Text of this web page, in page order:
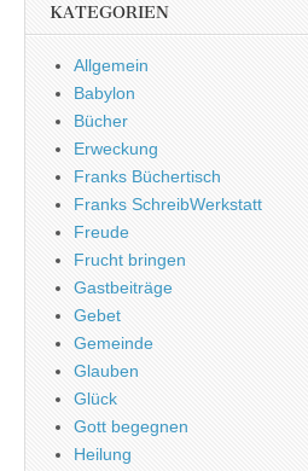
KATEGORIEN
Allgemein
Babylon
Bücher
Erweckung
Franks Büchertisch
Franks SchreibWerkstatt
Freude
Frucht bringen
Gastbeiträge
Gebet
Gemeinde
Glauben
Glück
Gott begegnen
Heilung